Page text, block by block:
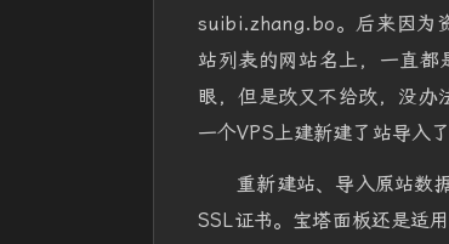
suibi.zhang.bo。后来因为
站列表的网站名上，一直
眼，但是改又不给改，没办
一个VPS上建新建了站导入
重新建站、导入原站数
SSL证书。宝塔面板还是适